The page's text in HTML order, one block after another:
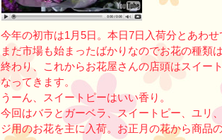
今年の初市は1月5日。本日7日入荷分とあわ
まだ市場も始まったばかりなのでお花の種類
終わり、これからお花屋さんの店頭はスイー
なってきます。
うーん、スイートピーはいい香り。
今回はバラとガーベラ、スイートピー、ユリ
ジ用のお花を主に入荷。お正月の花から商品